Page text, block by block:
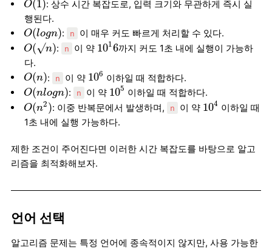
O(1): 상수 시간 복잡도로, 입력 크기와 무관하게 즉시 실
행된다.
O(logn)
O(lo g n): n 이 매우 커도 빠르게 처리할 수 있다.
O(√n)
O( n ) : n 이 약 1016
1016
까지 커도 1초 내에 실행이 가능하
다.
O(n)
O( ): n 이 약 106
106
이하일 때 적합하다.
O(nlogn)
O( lo n): n 이 약 105
105
이하일 때 적합하다.
O(n2)
O( 2): 이중 반복문에서 발생하며, n 이 약 104
104
이하일 때
1초 내에 실행 가능하다.
제한 조건이 주어진다면 이러한 시간 복잡도를 바탕으로 알고
리즘을 최적화해보자.
언어 선택
알고리즘 문제는 특정 언어에 종속적이지 않지만, 사용 가능한